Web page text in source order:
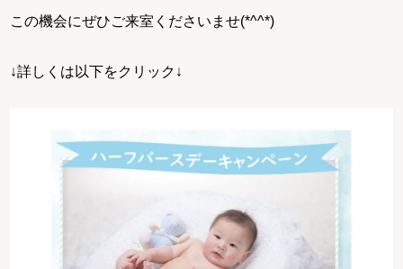
この機会にぜひご来室くださいませ(*^^*)
↓詳しくは以下をクリック↓